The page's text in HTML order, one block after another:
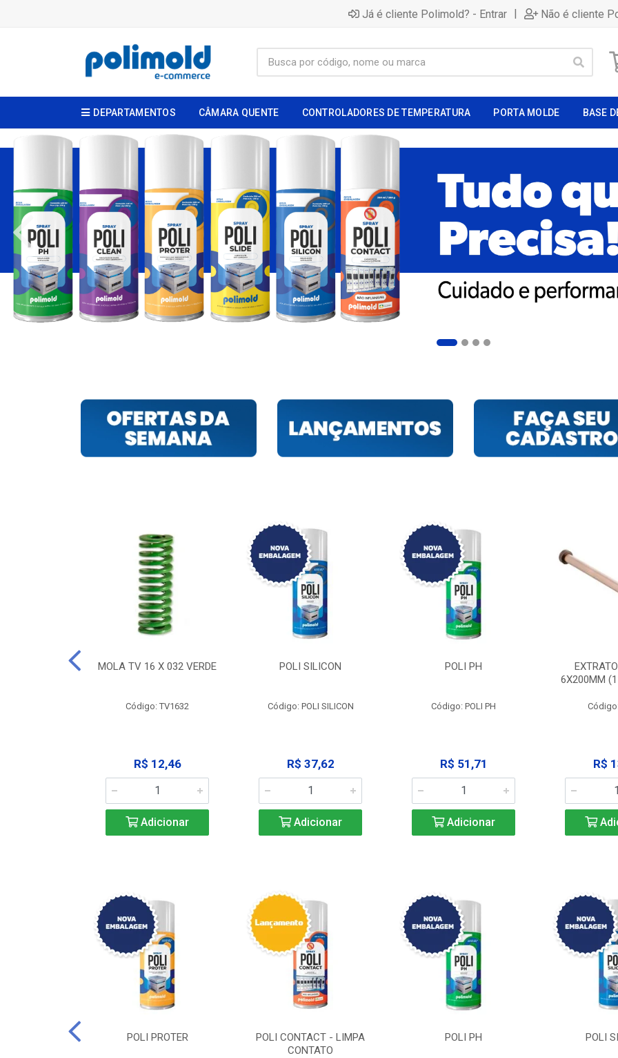
Já é cliente Polimold? - Entrar | Não é cliente
DEPARTAMENTOS CÂMARA QUENTE CONTROLADORES DE TEMPERATURA PORTA MOLDE BASE
MOLA TV 16 X 032 VERDE
Código: TV1632
R$ 12,46
Adicionar
POLI SILICON
Código: POLI SILICON
R$ 37,62
Adicionar
POLI PH
Código: POLI PH
R$ 51,71
Adicionar
6X200MM
R$
POLI PROTER
POLI CONTACT - LIMPA
CONTATO
POLI PH POLI